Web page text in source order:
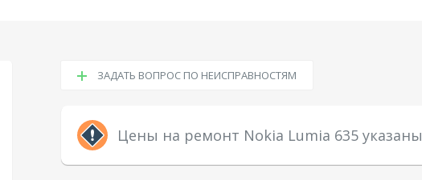
ЗАДАТЬ ВОПРОС ПО НЕИСПРАВНОСТЯМ
Цены на ремонт Nokia Lumia 635 указаны